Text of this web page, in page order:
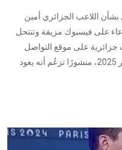
بشأن اللاعب الجزائري أمين
على فيسبوك مزيفة وتنتحل
جزائرية على موقع التواصل
الاجتماعي "فيسبوك"، بتاريخ 26 مارس/آذار 2025، منشورًا تزعُم أنه يعود